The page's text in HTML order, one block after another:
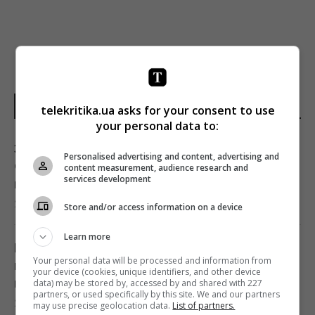
НОВОСТИ УКРАИНЫ
Зеленский отреагировал на принятие
Сенатом США законопроекта о санкциях
против РФ
23:53 пятница, 07 августа 2026
В результате атаки РФ был уничтожен
крупнейший склад средств
индивидуальной защиты
21:32 пятница, 07 августа 2026
telekritika.ua asks for your consent to use
your personal data to:
Personalised advertising and content, advertising and
content measurement, audience research and
services development
Store and/or access information on a device
Learn more
Your personal data will be processed and information from
your device (cookies, unique identifiers, and other device
data) may be stored by, accessed by and shared with 227
partners, or used specifically by this site. We and our partners
may use precise geolocation data. List of partners.